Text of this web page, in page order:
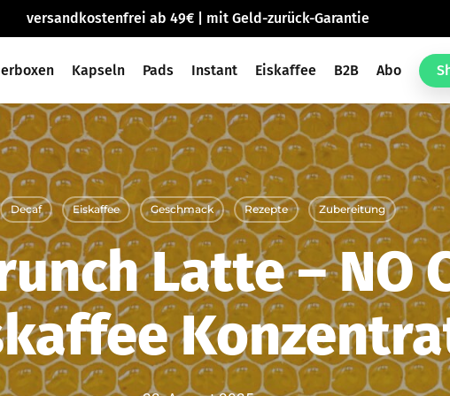
versandkostenfrei ab 49€ | mit Geld-zurück-Garantie
Kapseln Pads Instant Eiskaffee B2B Abo
Decaf Eiskaffee Geschmack Rezepte Zubereitung
Latte – NO